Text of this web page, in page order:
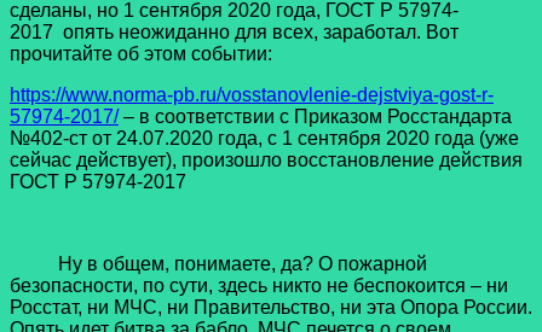
сделаны, но 1 сентября 2020 года, ГОСТ Р 57974-
2017 опять неожиданно для всех, заработал. Вот
прочитайте об этом событии:
https://www.norma-pb.ru/vosstanovlenie-dejstviya-gost-r-
57974-2017/ – в соответствии с Приказом Росстандарта
№402-ст от 24.07.2020 года, с 1 сентября 2020 года (уже
сейчас действует), произошло восстановление действия
ГОСТ Р 57974-2017
Ну в общем, понимаете, да? О пожарной
безопасности, по сути, здесь никто не беспокоится – ни
Росстат, ни МЧС, ни Правительство, ни эта Опора России.